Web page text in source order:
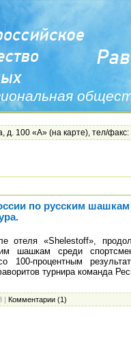
д. 100 «А» (на карте), тел/
по русским шашкам
отеля «Shelestoff»,
шашкам среди
100-процентным
турнира команда
| Комментарии (1)